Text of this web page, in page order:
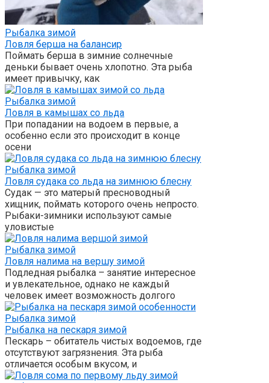
Рыбалка зимой
Ловля берша на балансир
Поймать берша в зимние солнечные
деньки бывает очень хлопотно. Эта рыба
имеет привычку, как
Рыбалка зимой
Ловля в камышах со льда
При попадании на водоем в первые, а
особенно если это происходит в конце
осени
Рыбалка зимой
Ловля судака со льда на зимнюю блесну
Судак — это матерый пресноводный
хищник, поймать которого очень непросто.
Рыбаки-зимники используют самые
уловистые
Рыбалка зимой
Ловля налима на вершу зимой
Подледная рыбалка – занятие интересное
и увлекательное, однако не каждый
человек имеет возможность долгого
Рыбалка зимой
Рыбалка на пескаря зимой
Пескарь – обитатель чистых водоемов, где
отсутствуют загрязнения. Эта рыба
отличается особым вкусом, и